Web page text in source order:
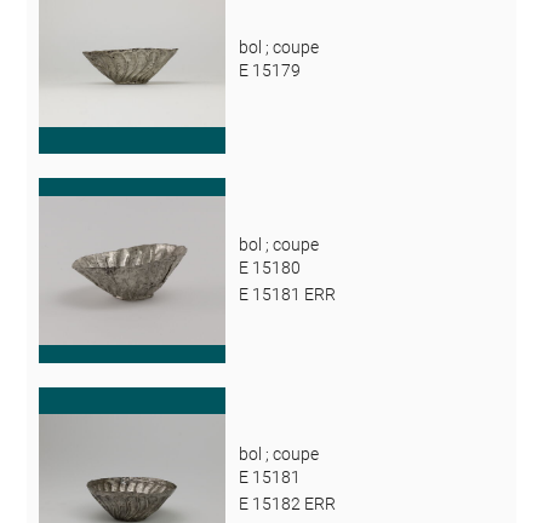
bol ; coupe
E 15179
bol ; coupe
E 15180
E 15181 ERR
bol ; coupe
E 15181
E 15182 ERR